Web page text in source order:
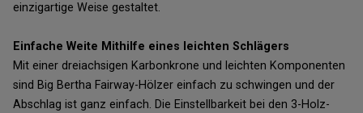
einzigartige Weise gestaltet.
Einfache Weite Mithilfe eines leichten Schlägers
Mit einer dreiachsigen Karbonkrone und leichten Komponenten
sind Big Bertha Fairway-Hölzer einfach zu schwingen und der
Abschlag ist ganz einfach. Die Einstellbarkeit bei den 3-Holz-